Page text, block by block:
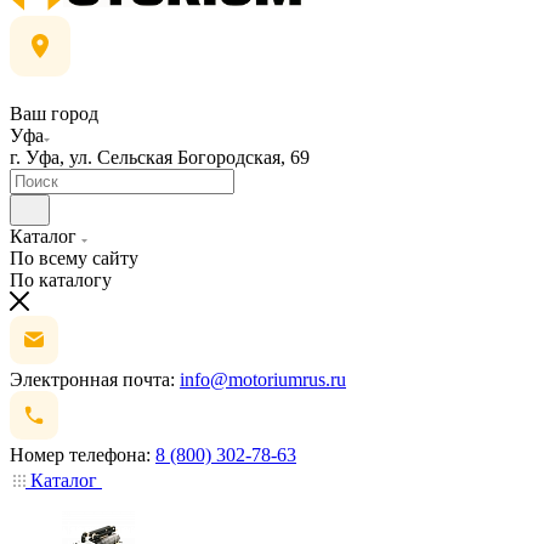
Ваш город
Уфа
г. Уфа, ул. Сельская Богородская, 69
Каталог
По всему сайту
По каталогу
Электронная почта: info@motoriumrus.ru
Номер телефона: 8 (800) 302-78-63
Каталог